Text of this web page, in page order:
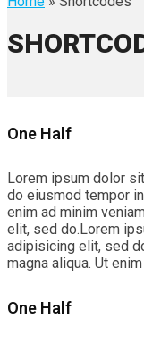
One Half
Lorem ipsum dolor
do eiusmod tempor
enim ad minim
elit, sed do.Lorem
adipisicing elit, sed
magna aliqua. Ut
One Half